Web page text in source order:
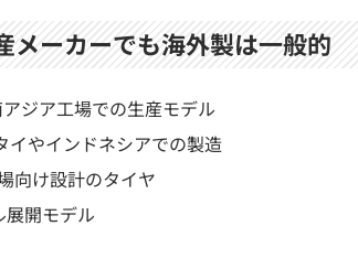
メーカーでも海外製は一般的
ジア工場での生産モデル
イやインドネシアでの製造
向け設計のタイヤ
展開モデル